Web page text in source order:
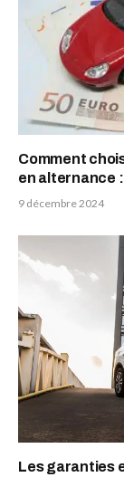
Comment
en alternance
9 décembre 2024
Les garanties